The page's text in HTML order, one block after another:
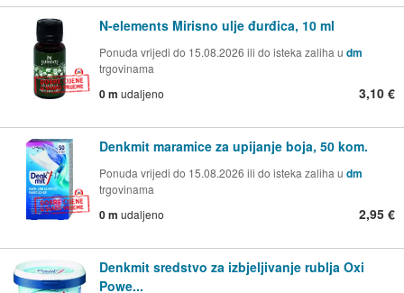
N-elements Mirisno ulje đurđica, 10 ml
Ponuda vrijedi do 15.08.2026 ili do isteka zaliha u dm
trgovinama
0 m udaljeno 3,10 €
Denkmit maramice za upijanje boja, 50 kom.
Ponuda vrijedi do 15.08.2026 ili do isteka zaliha u dm
trgovinama
0 m udaljeno 2,95 €
Denkmit sredstvo za izbjeljivanje rublja Oxi
Powe...